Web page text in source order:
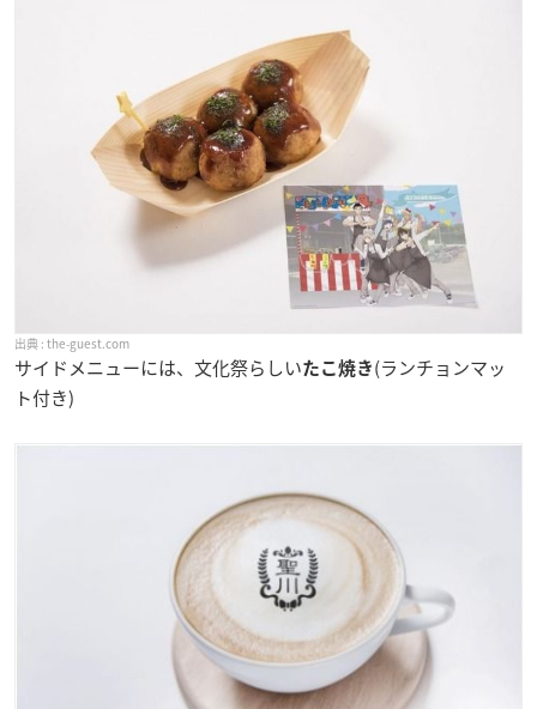
the-guest.com
サイドメニューには、文化祭らしいたこ焼き (ランチョンマッ
ト付き)